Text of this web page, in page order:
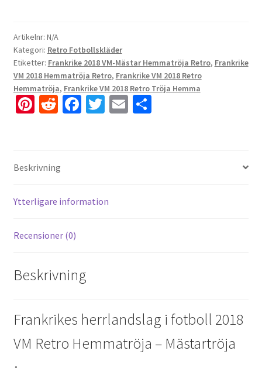
Artikelnr: N/A
Kategori: Retro Fotbollskläder
Etiketter: Frankrike 2018 VM-Mästar Hemmatröja Retro, Frankrike
VM 2018 Hemmatröja Retro, Frankrike VM 2018 Retro
Hemmatröja, Frankrike VM 2018 Retro Tröja Hemma
Pi
es
R
di
t
Fa
k
T E D
Beskrivning
Ytterligare information
Recensioner (0)
Beskrivning
Frankrikes herrlandslag i fotboll 2018
VM Retro Hemmatröja – Mästartröja